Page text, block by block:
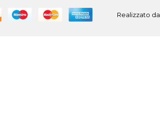
Realizzato da